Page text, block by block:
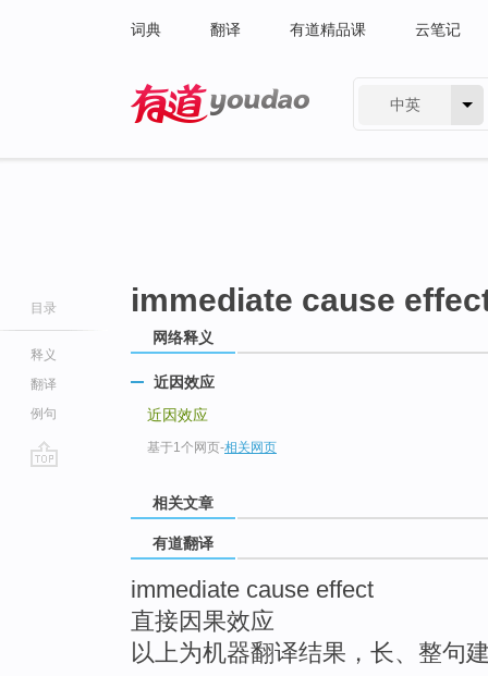
词典 翻译 有道精品课 云笔记
中英
目录
释义
翻译
例句
immediate cause
网络释义
近因效应
近因效应
基于1个网页-相关网页
相关文章
有道翻译
immediate cause effect
直接因果效应
以上为机器翻译结果，长、整句